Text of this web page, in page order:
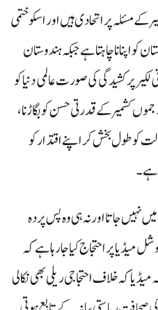
مسئلہ پر اتحادی ہیں اور اسکو ختمی
کو اپنانا چاہتا ہے جبکہ ہندوستان
پر کشیدگی کی صورت عالمی دنیا کو
کشمیر کے قدرتی حسن کو بگاڑنا،
کو طول بخش کر اپنے اقتدار کو
ہے۔
نہیں جاتا اور نہ ہی وہ پس پردہ
پر احتجاج کیا جارہا ہے کہ
کہ خلاف احتجاجی ریلی بھی نکالی